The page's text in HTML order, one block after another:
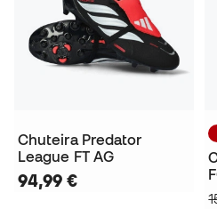
Chuteira Predator
League FT AG
94,99 €